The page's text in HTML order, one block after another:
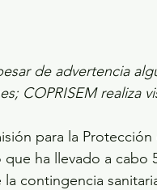
de advertencia
COPRISEM realiza
para la
que ha llevado a cabo
la contingencia